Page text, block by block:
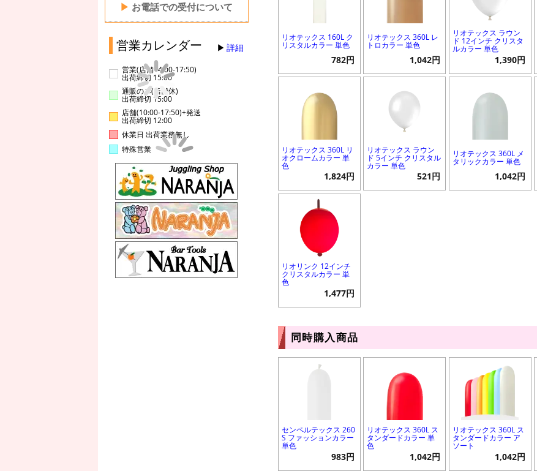
▶ お電話での受付について
営業カレンダー 詳細
営業(店舗14:00-17:50)
出荷締切 15:00
通販のみ(店舗休)
出荷締切 15:00
店舗(10:00-17:50)+発送
出荷締切 12:00
休業日 出荷業務無し
特殊営業
リオテックス 160L ク
リスタルカラー 単色
782円
リオテックス 360L レ
トロカラー 単色
1,042円
リオテックス ラウン
ド 12インチ クリスタ
ルカラー 単色
1,390円
リオテックス 360L リ
オクロームカラー 単
色
1,824円
リオテックス ラウン
ド 5インチ クリスタル
カラー 単色
521円
リオテックス 360L メ
タリックカラー 単色
1,042円
リオリンク 12インチ
クリスタルカラー 単
色
1,477円
同時購入商品
センペルテックス 260
S ファッションカラー
単色
983円
リオテックス 360L ス
タンダードカラー 単
色
1,042円
リオテックス 360L ス
タンダードカラー ア
ソート
1,042円